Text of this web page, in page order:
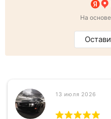
На
13 июля 2026